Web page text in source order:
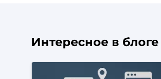
Интересное в